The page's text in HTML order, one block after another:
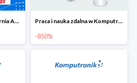
-80zł za słuchawki California Access Boa Praca i nauka zdalna w Komputronik do -850 zł
-850%